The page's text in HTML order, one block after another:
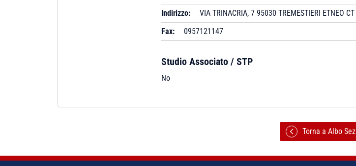
Indirizzo:
VIA TRINACRIA, 7 95030 TREMESTIERI ETNEO CT
Fax:
0957121147
Studio Associato / STP
No
Torna a Albo